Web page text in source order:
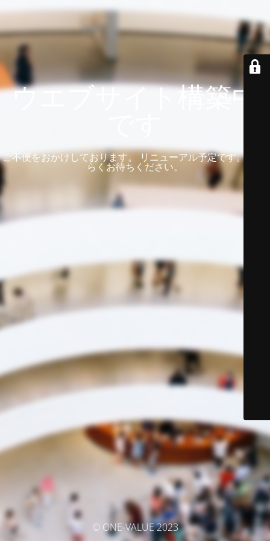
ウエブサイト構築中
ご不便をおかけしております。 リニューアル予定です。 しば
らくお待ちください。
© ONE-VALUE 2023